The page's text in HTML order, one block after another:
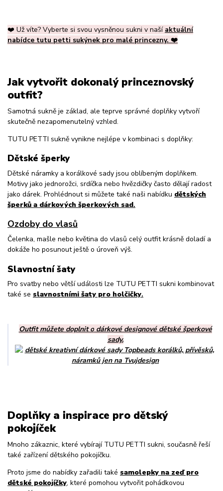
❤️ Už víte? Vyberte si svou vysněnou sukni v naší aktuální
nabídce tutu petti sukýnek pro malé princezny. ❤️
Jak vytvořit dokonalý princeznovský
outfit?
Samotná sukně je základ, ale teprve správné doplňky vytvoří
skutečně nezapomenutelný vzhled.
TUTU PETTI sukně vynikne nejlépe v kombinaci s doplňky:
Dětské šperky
Dětské náramky a korálkové sady jsou oblíbeným doplňkem.
Motivy jako jednorožci, srdíčka nebo hvězdičky často dělají radost
jako dárek. Prohlédnout si můžete také naši nabídku dětských
šperků a dárkových šperkových sad.
Ozdoby do vlasů
Čelenka, mašle nebo květina do vlasů celý outfit krásně doladí a
dokáže ho posunout ještě o úroveň výš.
Slavnostní šaty
Pro svatby nebo větší události lze TUTU PETTI sukni kombinovat
také se slavnostními šaty pro holčičky.
Outfit můžete doplnit odárkové designové dětské šperkové
sady.
Doplňky a inspirace pro dětský
pokojíček
Mnoho zákaznic, které vybírají TUTU PETTI sukni, současně řeší
také zařízení dětského pokojíčku.
Proto jsme do nabídky zařadili také samolepky na zeď pro
dětské pokojíčky, které pomohou vytvořit pohádkovou